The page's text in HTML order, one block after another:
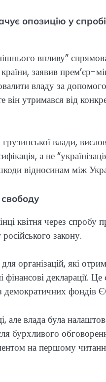
опозицію у
впливу”
заявив прем’єр-
владу за
утримався від
влади,
а не
відносинам між
свободу
квітня через
російського закону.
організацій, які
фінансові
демократичних
але влада була
бурхливого
на першому